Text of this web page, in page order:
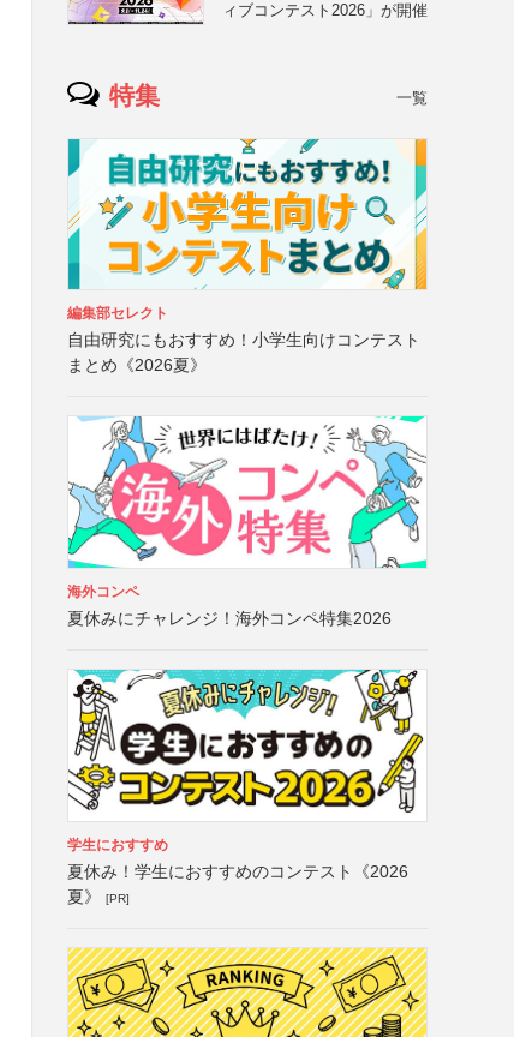
ィブコンテスト2026」が開催
特集 一覧
編集部セレクト
自由研究にもおすすめ！小学生向けコンテスト
まとめ《2026夏》
海外コンペ
夏休みにチャレンジ！海外コンペ特集2026
学生におすすめ
夏休み！学生におすすめのコンテスト《2026
夏》
[PR]